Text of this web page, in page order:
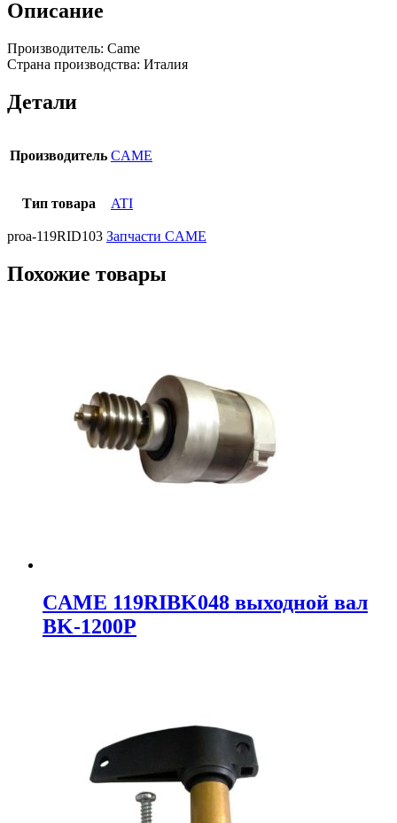
Описание
Производитель: Came
Страна производства: Италия
Детали
Производитель CAME
Тип товара ATI
proa-119RID103 Запчасти CAME
Похожие товары
CAME 119RIBK048 выходной вал
BK-1200P